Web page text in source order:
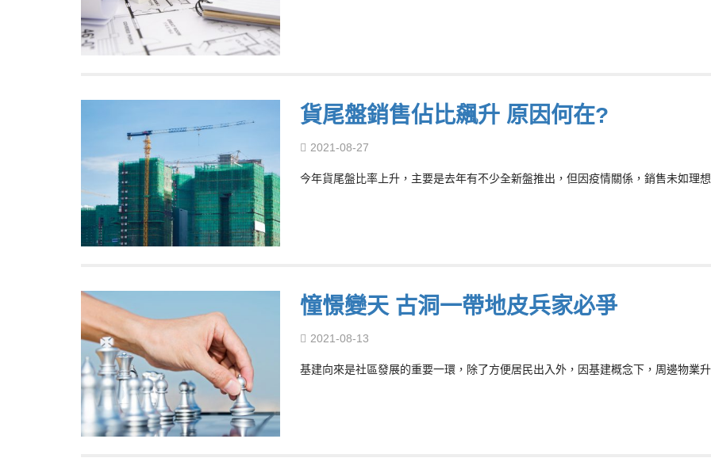
貨尾盤銷售佔比飆升 原因何在?
2021-08-27
今年貨尾盤比率上升，主要是去年有不少全新盤推出，但因疫情關係，銷售未如理
憧憬變天 古洞一帶地皮兵家必爭
2021-08-13
基建向來是社區發展的重要一環，除了方便居民出入外，因基建概念下，周邊物